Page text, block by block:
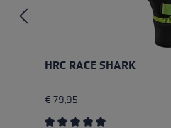
HRC RACE SHARK
€ 79,95